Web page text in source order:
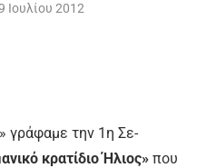
Ιουλίου 2012
γράφαμε την 1η Σε­
κρατίδιο Ήλι­ος» που